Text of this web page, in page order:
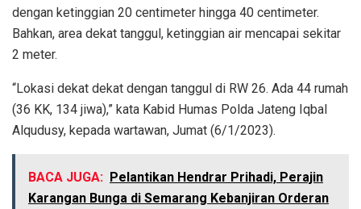
dengan ketinggian 20 centimeter hingga 40 centimeter.
Bahkan, area dekat tanggul, ketinggian air mencapai sekitar
2 meter.
“Lokasi dekat dekat dengan tanggul di RW 26. Ada 44 rumah
(36 KK, 134 jiwa),” kata Kabid Humas Polda Jateng Iqbal
Alqudusy, kepada wartawan, Jumat (6/1/2023).
BACA JUGA: Pelantikan Hendrar Prihadi, Perajin
Karangan Bunga di Semarang Kebanjiran Orderan